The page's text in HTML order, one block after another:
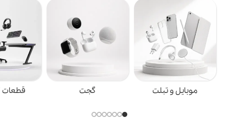
موبایل و تبلت قطعات